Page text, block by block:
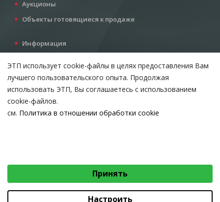
Аукционы
Объекты готовящиеся к продаже
Информация
Все для инвестора
Контакты
Возникли вопросы?
© 2026 Коммунальное консалтинговое унитарное предприятие
«Витебский областной центр маркетинга» - Все права защищены
авторским правом
ЭТП использует cookie-файлы в целях предоставления Вам
лучшего пользовательского опыта. Продолжая
использовать ЭТП, Вы соглашаетесь с использованием
cookie-файлов.
см. Политика в отношении обработки cookie
Принять
Настроить